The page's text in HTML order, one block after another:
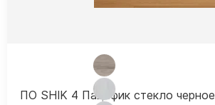
ПО SHIK 4 Пацифик стекло черное